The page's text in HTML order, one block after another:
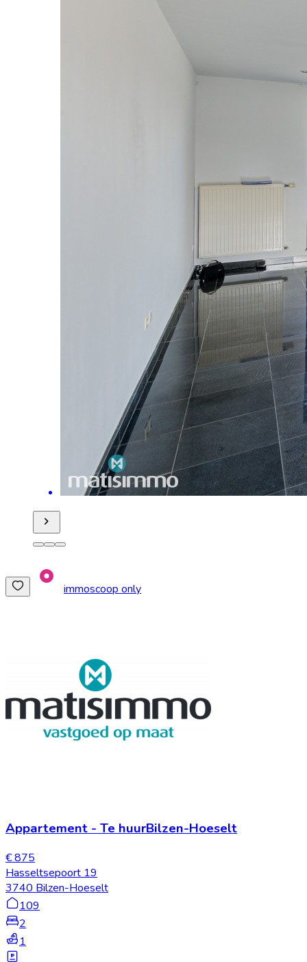
immoscoop only
Appartement - Te huurBilzen-Hoeselt
€ 875
Hasseltsepoort 19
3740 Bilzen-Hoeselt
109
2
1